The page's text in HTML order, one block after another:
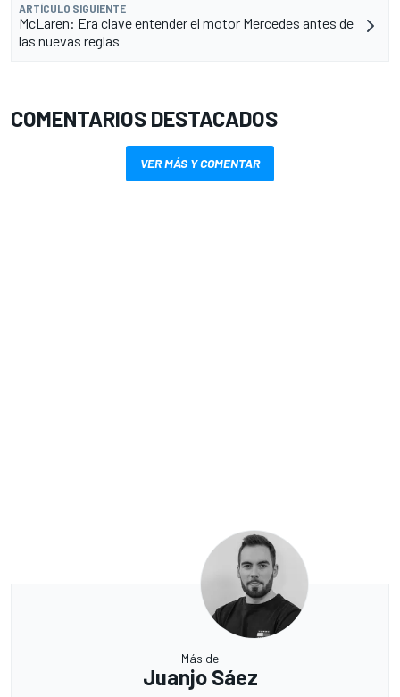
ARTÍCULO SIGUIENTE
McLaren: Era clave entender el motor Mercedes antes de
las nuevas reglas
COMENTARIOS DESTACADOS
VER MÁS Y COMENTAR
Más de
Juanjo Sáez